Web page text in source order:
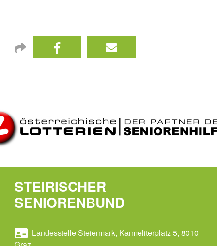
STEIRISCHER
SENIORENBUND
Landesstelle Steiermark, Karmeliterplatz 5, 8010